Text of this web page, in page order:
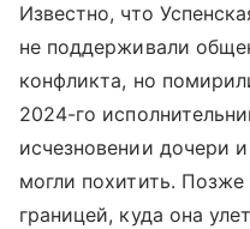
Известно, что
не поддерживали
конфликта, но
2024-го
исчезновении дочери
могли похитить.
границей, куда она